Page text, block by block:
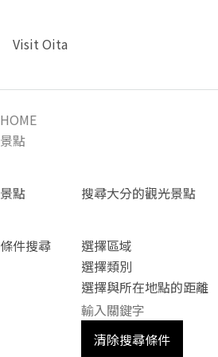
Visit Oita
HOME
景點
景點 搜尋大分的觀光景點
條件搜尋
選擇區域
選擇類別
選擇與所在地點的距離
清除搜尋條件